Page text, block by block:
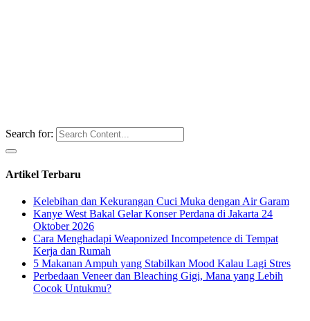
Search for:
Artikel Terbaru
Kelebihan dan Kekurangan Cuci Muka dengan Air Garam
Kanye West Bakal Gelar Konser Perdana di Jakarta 24
Oktober 2026
Cara Menghadapi Weaponized Incompetence di Tempat
Kerja dan Rumah
5 Makanan Ampuh yang Stabilkan Mood Kalau Lagi Stres
Perbedaan Veneer dan Bleaching Gigi, Mana yang Lebih
Cocok Untukmu?